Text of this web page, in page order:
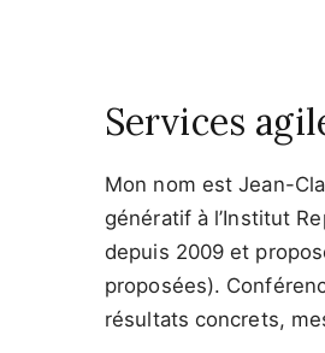
Services
Mon nom est Jean-
génératif à l’Institut
depuis 2009 et
proposées).
résultats concrets,